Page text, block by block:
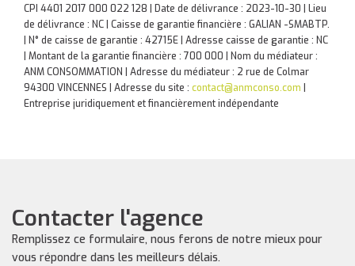
CPI 4401 2017 000 022 128 | Date de délivrance : 2023-10-30 | Lieu
de délivrance : NC | Caisse de garantie financière : GALIAN -SMABTP.
| N° de caisse de garantie : 42715E | Adresse caisse de garantie : NC
| Montant de la garantie financière : 700 000 | Nom du médiateur :
ANM CONSOMMATION | Adresse du médiateur : 2 rue de Colmar
94300 VINCENNES | Adresse du site : contact@anmconso.com
Entreprise juridiquement et financièrement indépendante
Contacter l'agence
Remplissez ce formulaire, nous ferons de notre mieux pour
vous répondre dans les meilleurs délais.